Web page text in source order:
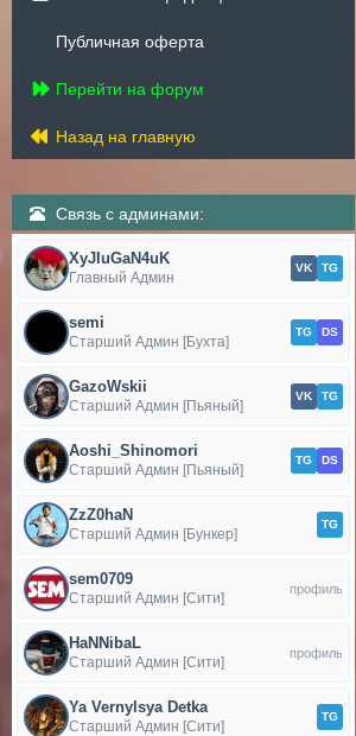
Публичная оферта
Перейти на форум
Назад на главную
Связь с админами:
XyJIuGaN4uK
Главный Админ
VK TG
semi
Старший Админ [Бухта]
TG DS
GazoWskii
Старший Админ [Пьяный]
VK TG
Aoshi_Shinomori
Старший Админ [Пьяный]
TG DS
ZzZ0haN
Старший Админ [Бункер]
TG
sem0709
Старший Админ [Сити]
профиль
HaNNibaL
Старший Админ [Сити]
профиль
Ya Vernylsya Detka
Старший Админ [Сити]
TG